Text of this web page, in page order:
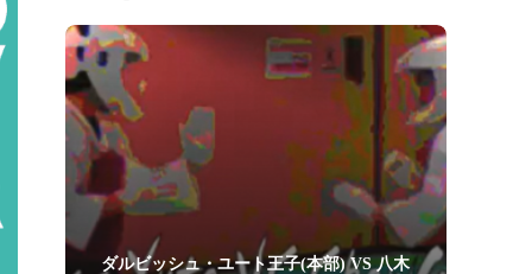
ダルビッシュ・ユート王子(本部) VS 八木